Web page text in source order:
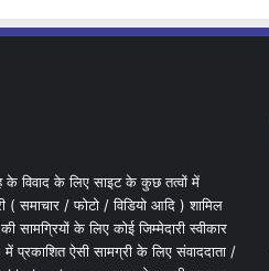
के विवाद के लिए साइट के कुछ तत्वों में
( समाचार / फोटो / विडियो आदि ) शामिल
के लिए कोई जिम्मेदारी स्वीकार
ऐसी सामग्री के लिए संवाददाता /